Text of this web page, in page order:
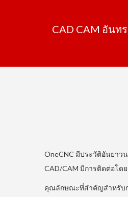
CAD CAM อันท
OneCNC มีประวัติอันยาว
CAD/CAM มีการติดต่อโด
คุณลักษณะที่สำคัญสำหรับก